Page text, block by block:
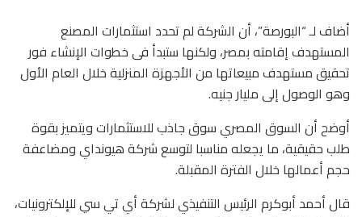
أضاف لـ “البورصة”، أن الشركة لم تحدد استثمارات المصنع
المستهدف إقامته بمصر، ولكنها ستبدأ فى خطوات الإنشاء فور
تحقيق مستهدف مبيعاتها من الأجهزة المنزلية خلال العام الأول
وهو الوصول إلى مليار جنيه.
أوضح أن السوق المصري سوق جاذب للاستثمارات ويتميز بقوة
طلب حقيقية، ما يجعله مناسبا لتوسع شركة هيونداي ومضاعفة
حجم أعمالها خلال الفترة المقبلة.
قال أحمد أبوكرم الرئيس التنفيذي لشركة أي تي سي للإلكترونيات،